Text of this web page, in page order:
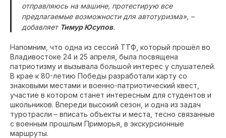
отправляюсь на машине, протестирую все
предлагаемые возможности для автотуризма», –
добавляет Тимур Юсупов.
Напомним, что одна из сессий ТТФ, который прошёл во
Владивостоке 24 и 25 апреля, была посвящена
патриотизму и вызывала большой интерес у слушателей.
В крае к 80-летию Победы разработали карту со
знаковыми местами и военно-патриотический квест,
участие в котором станет интересным для студентов и
школьников. Впереди высокий сезон, и одна из задач
туротрасли – вписать объекты и места, тесно связанные
с военным прошлым Приморья, в экскурсионные
маршруты.